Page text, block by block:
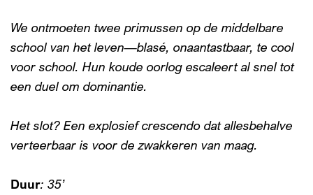
We ontmoeten twee primussen op de middelbare
school van het leven—blasé, onaantastbaar, te cool
voor school. Hun koude oorlog escaleert al snel tot
een duel om dominantie.
Het slot? Een explosief crescendo dat allesbehalve
verteerbaar is voor de zwakkeren van maag.
Duur: 35’